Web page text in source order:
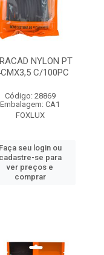
NYLON PT
C/100PC
Código: 28869
Embalagem: CA1
FOXLUX
Faça seu login ou
cadastre-se para
ver preços e
comprar